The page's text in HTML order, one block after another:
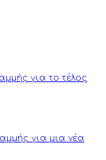
για το τέλος
για μια νέα